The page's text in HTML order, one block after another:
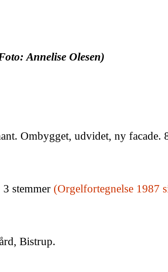
Annelise Olesen)
Ombygget, udvidet, ny facade.
stemmer (Orgelfortegnelse 1987
Bistrup.